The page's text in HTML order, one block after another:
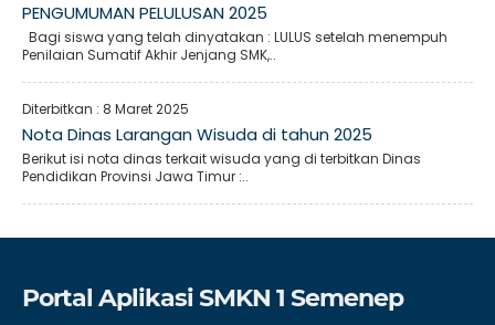
PENGUMUMAN PELULUSAN 2025
Bagi siswa yang telah dinyatakan : LULUS setelah menempuh
Penilaian Sumatif Akhir Jenjang SMK,..
Diterbitkan : 8 Maret 2025
Nota Dinas Larangan Wisuda di tahun 2025
Berikut isi nota dinas terkait wisuda yang di terbitkan Dinas
Pendidikan Provinsi Jawa Timur :..
Portal Aplikasi SMKN 1 Semenep